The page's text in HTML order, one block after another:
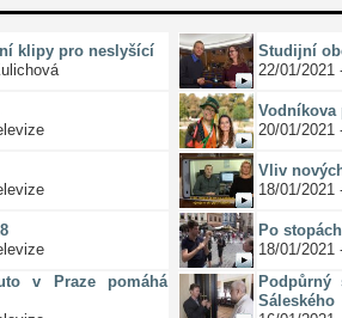
klipy pro neslyšící
v Praze pomáhá
Studijní
22/01/2021
Vodníkova
20/01/2021
Vliv
18/01/2021
Po
18/01/2021
Podpůrný
Sáleského